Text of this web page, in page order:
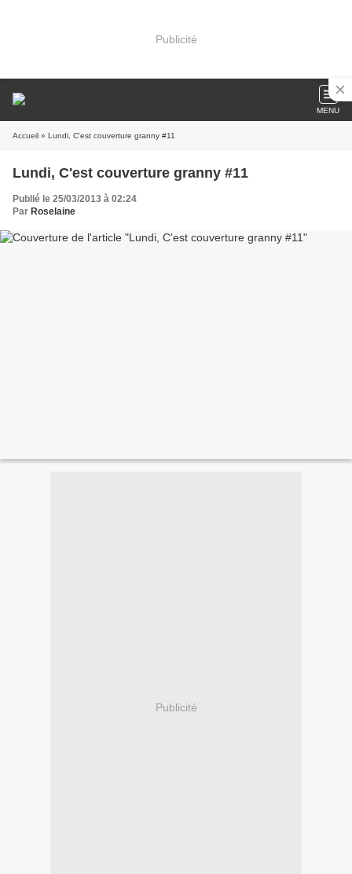
Publicité
MENU
Accueil » Lundi, C'est couverture granny #11
Lundi, C'est couverture granny #11
Publié le 25/03/2013 à 02:24
Par Roselaine
Publicité